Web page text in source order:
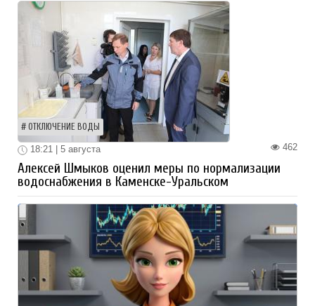
ОТКЛЮЧЕНИЕ ВОДЫ
462
18:21 | 5 августа
Алексей Шмыков оценил меры по нормализации
водоснабжения в Каменске-Уральском